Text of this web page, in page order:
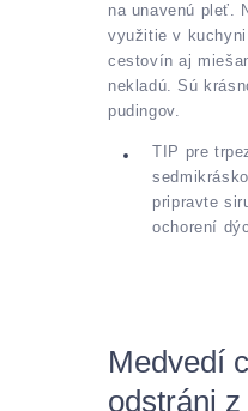
na unavenú pleť.
využitie v
cestovín aj
nekladú. Sú
pudingov.
TIP pre
pripravte
ochorení
Medvedí
odstráni